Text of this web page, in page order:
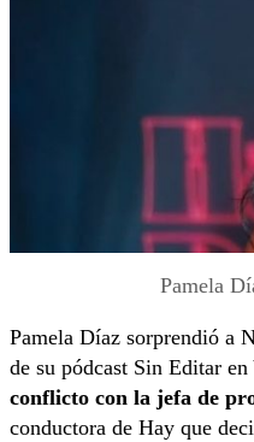
Pamela
Pamela Díaz sorprendió a
de su pódcast Sin Editar
conflicto con la jefa de
conductora de Hay que